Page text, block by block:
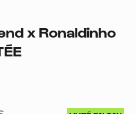
x Ronaldinho